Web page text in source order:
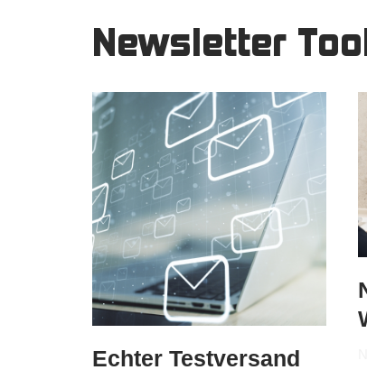
Newsletter
Echter Testversand